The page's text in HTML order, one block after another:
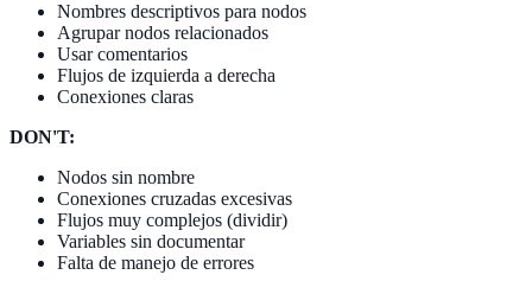
Nombres descriptivos para nodos
Agrupar nodos relacionados
Usar comentarios
Flujos de izquierda a derecha
Conexiones claras
DON'T:
Nodos sin nombre
Conexiones cruzadas excesivas
Flujos muy complejos (dividir)
Variables sin documentar
Falta de manejo de errores